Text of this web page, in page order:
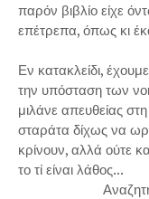
παρόν βιβλίο είχε
επέτρεπα, όπως κι
Εν κατακλείδι,
την υπόσταση των
μιλάνε απευθείας
σταράτα δίχως να
κρίνουν, αλλά ούτε
το τί είναι λάθος...